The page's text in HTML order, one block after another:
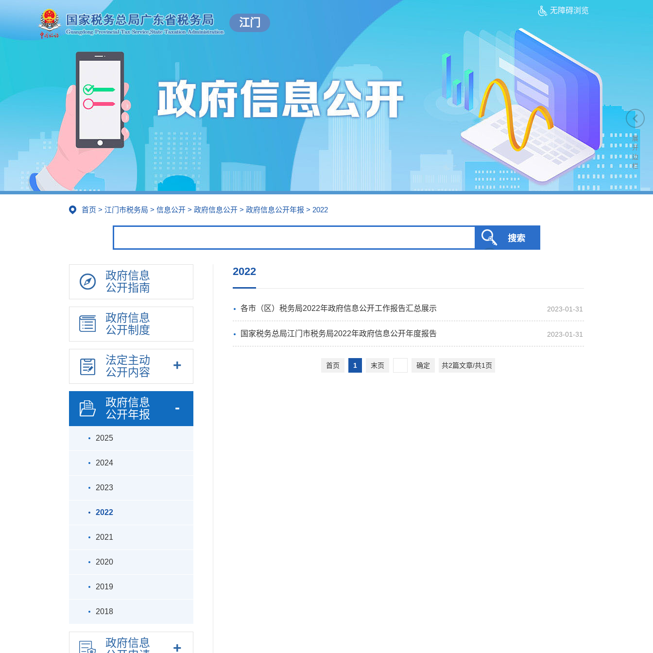
江门
无障碍浏览
首页 > 江门市税务局 > 信息公开 > 政府信息公开 > 政府信息公开年报 > 2022
政府信息
公开指南
政府信息
公开制度
法定主动
公开内容
政府信息
公开年报
2025
2024
2023
2022
2021
2020
2019
2018
政府信息
2022
各市（区）税务局2022年政府信息公开工作报告汇总展示 2023-01-31
国家税务总局江门市税务局2022年政府信息公开年度报告 2023-01-31
首页 1 末页 确定 共2篇文章/共1页
展
开
边
栏